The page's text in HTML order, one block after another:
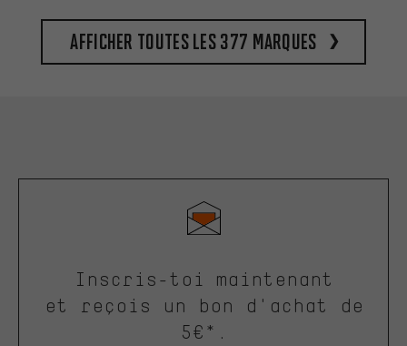
Afficher toutes les 377 marques
Inscris-toi maintenant
et reçois un bon d'achat de
5€*.